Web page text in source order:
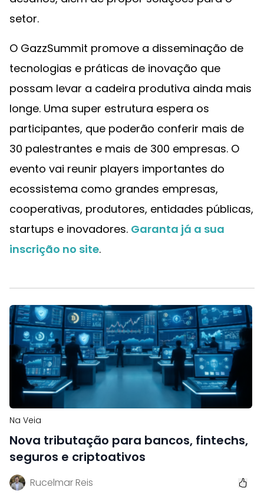
setor.
O GazzSummit promove a disseminação de
tecnologias e práticas de inovação que
possam levar a cadeira produtiva ainda mais
longe. Uma super estrutura espera os
participantes, que poderão conferir mais de
30 palestrantes e mais de 300 empresas. O
evento vai reunir players importantes do
ecossistema como grandes empresas,
cooperativas, produtores, entidades públicas,
startups e inovadores. Garanta já a sua
inscrição no site.
Na Veia
Nova tributação para bancos, fintechs,
seguros e criptoativos
Rucelmar Reis